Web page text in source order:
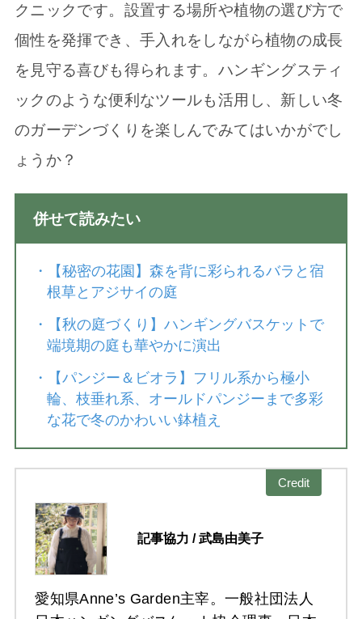
クニックです。設置する場所や植物の選び方で
個性を発揮でき、手入れをしながら植物の成長
を見守る喜びも得られます。ハンギングスティ
ックのような便利なツールも活用し、新しい冬
のガーデンづくりを楽しんでみてはいかがでし
ょうか？
併せて読みたい
・
【秘密の花園】森を背に彩られるバラと宿
根草とアジサイの庭
・
【秋の庭づくり】ハンギングバスケットで
端境期の庭も華やかに演出
・
【パンジー＆ビオラ】フリル系から極小
輪、枝垂れ系、オールドパンジーまで多彩
な花で冬のかわいい鉢植え
Credit
記事協力 / 武島由美子
愛知県Anne’s Garden主宰。一般社団法人